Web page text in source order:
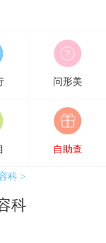
问形美
自助查
科>
科